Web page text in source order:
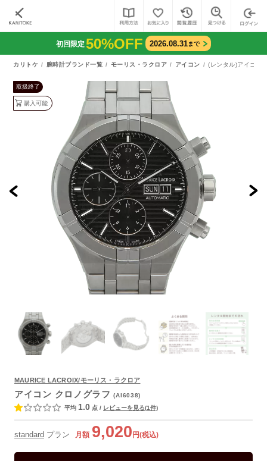
初回限定50%OFF 2026.08.31まで
カリトケ 腕時計ブランド一覧 モーリス・ラクロア アイコン (レンタル)アイコン
取扱終了
購入可能
MAURICE LACROIX/モーリス・ラクロア
アイコン クロノグラフ(AI6038)
平均 1.0 点 / レビューを見る(1件)
standard プラン 月額 9,020 円(税込)